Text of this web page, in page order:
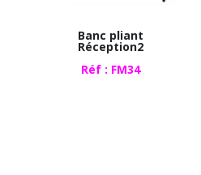
Banc pliant
Réception2
Réf : FM34